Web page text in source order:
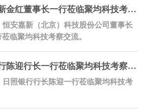
恒安嘉新金红董事长一行莅临聚均科技考察交流
恒安嘉新（北京）科技股份公司董事长
临聚均科技考察交流。
日照银行陈迎行长一行莅临聚均科技考察交流
日照银行行长陈迎一行莅临聚均科技考